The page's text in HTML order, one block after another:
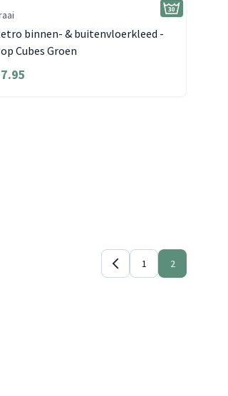
binnen- & buitenvloerkleed -
Cubes Groen
1 2